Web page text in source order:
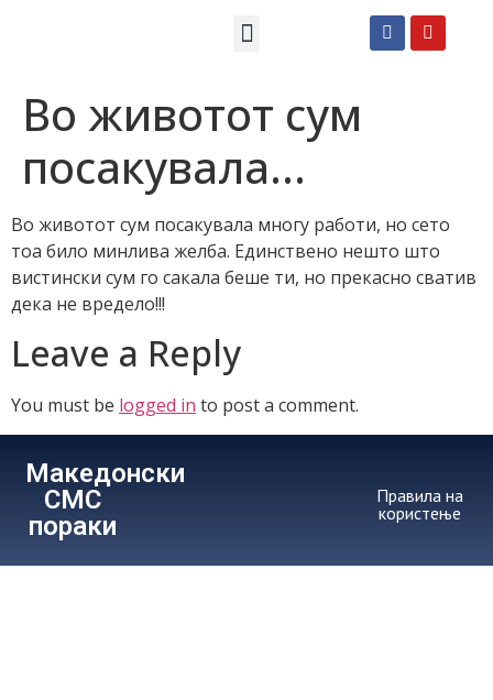
Во животот сум
посакувала…
Во животот сум посакувала многу работи, но сето
тоа било минлива желба. Единствено нешто што
вистински сум го сакала беше ти, но прекасно сватив
дека не вредело!!!
Leave a Reply
You must be logged in to post a comment.
Македонски
СМС
пораки
Правила на
користење